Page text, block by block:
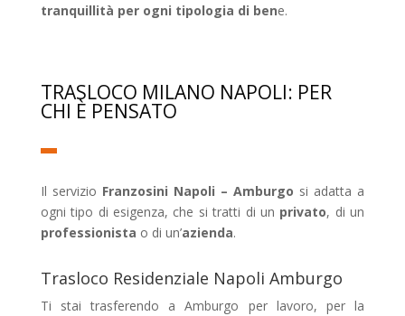
tranquillità per ogni tipologia di bene.
TRASLOCO MILANO NAPOLI: PER
CHI È PENSATO
Il servizio Franzosini Napoli – Amburgo si adatta a
ogni tipo di esigenza, che si tratti di un privato, di un
professionista o di un’azienda.
Trasloco Residenziale Napoli Amburgo
Ti stai trasferendo a Amburgo per lavoro, per la